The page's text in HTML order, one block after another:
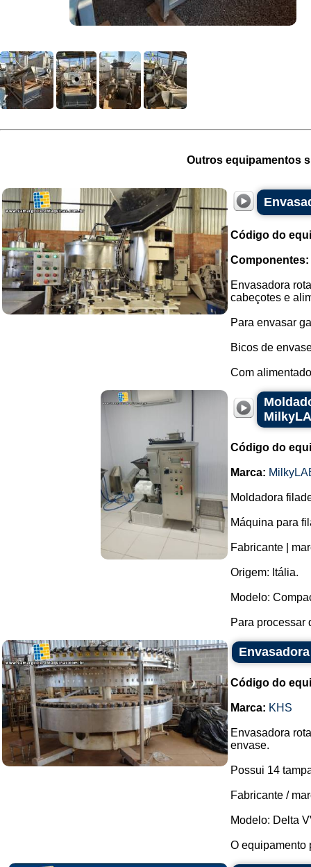
Outros equipamentos
Código do
Componentes:
Envasadora
cabeçotes e
Para envasar
Bicos de
Com
Código do
Marca:
Moldadora
Máquina para
Fabricante |
Origem: Itália.
Modelo:
Para processar
Código do
Marca: KHS
Envasadora
envase.
Possui 14
Fabricante /
Modelo: Delta
O equipamento